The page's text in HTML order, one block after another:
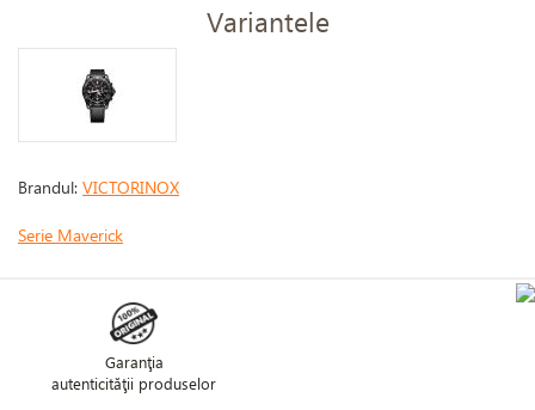
Variantele
Brandul: VICTORINOX
Serie Maverick
Garanţia
autenticităţii produselor